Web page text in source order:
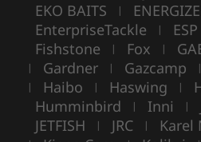
EKO BAITS |
EnterpriseTackle | ESP
Fishstone | Fox |
| Gardner | Gazcamp |
| Haibo | Haswing |
Humminbird | Inni |
JETFISH | JRC | Karel